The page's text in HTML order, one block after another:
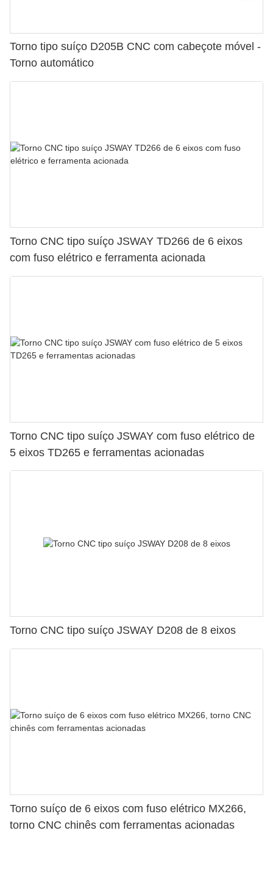
Torno tipo suíço D205B CNC com cabeçote móvel -
Torno automático
Torno CNC tipo suíço JSWAY TD266 de 6 eixos
com fuso elétrico e ferramenta acionada
Torno CNC tipo suíço JSWAY com fuso elétrico de
5 eixos TD265 e ferramentas acionadas
Torno CNC tipo suíço JSWAY D208 de 8 eixos
Torno suíço de 6 eixos com fuso elétrico MX266,
torno CNC chinês com ferramentas acionadas